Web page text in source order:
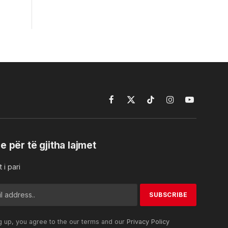
Facebook
X
TikTokInstagramYouTube
për të gjitha lajmet
i pari
up, you agree to the our terms and our Privacy Policy